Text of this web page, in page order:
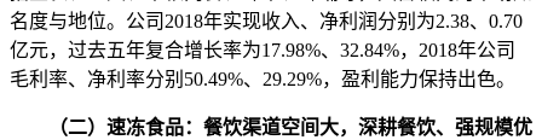
名度与地位。公司2018年实现收入、净利润分别为2.38、0.70
亿元，过去五年复合增长率为17.98%、32.84%，2018年公司
毛利率、净利率分别50.49%、29.29%，盈利能力保持出色。
（二）速冻食品：餐饮渠道空间大，深耕餐饮、强规模优